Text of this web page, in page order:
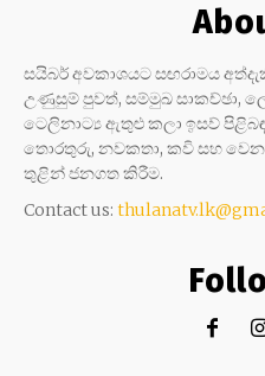
සයිබර් අවකාශයට සඟරාමය
උණුසුම් පුවත්, සම්මුඛ සාකච්ඡා,
ටෙලිනාට්‍ය ඇතුළු කලා ඉසව් පිළිබඳ
තොරතුරු, නවකතා, කවි සහ
තුළින් ජනගත කිරීම.
Contact us: